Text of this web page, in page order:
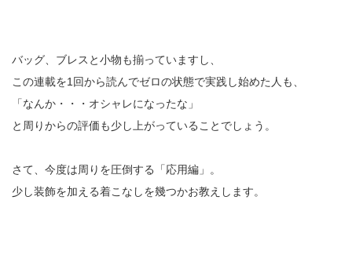
バッグ、ブレスと小物も揃っていますし、
この連載を1回から読んでゼロの状態で実践し始めた人も、
「なんか・・・オシャレになったな」
と周りからの評価も少し上がっていることでしょう。
さて、今度は周りを圧倒する「応用編」。
少し装飾を加える着こなしを幾つかお教えします。